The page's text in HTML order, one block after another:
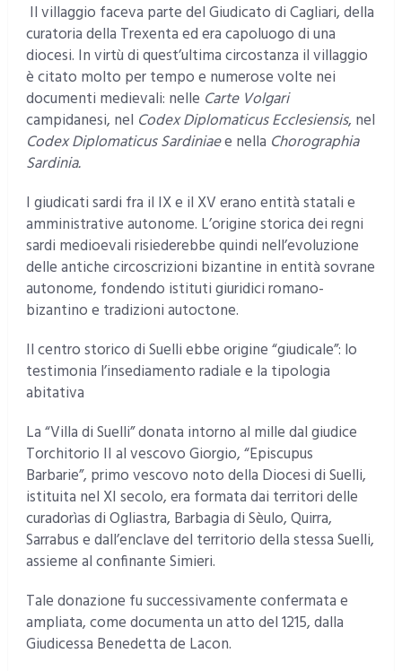
Il villaggio faceva parte del Giudicato di Cagliari, della
curatoria della Trexenta ed era capoluogo di una
diocesi. In virtù di quest’ultima circostanza il villaggio
è citato molto per tempo e numerose volte nei
documenti medievali: nelle Carte Volgari
campidanesi, nel Codex Diplomaticus Ecclesiensis, nel
Codex Diplomaticus Sardiniaee nella Chorographia
Sardinia.
I giudicati sardi fra il IX e il XV erano entità statali e
amministrative autonome. L’origine storica dei regni
sardi medioevali risiederebbe quindi nell’evoluzione
delle antiche circoscrizioni bizantine in entità sovrane
autonome, fondendo istituti giuridici romano-
bizantino e tradizioni autoctone.
Il centro storico di Suelli ebbe origine “giudicale”: lo
testimonia l’insediamento radiale e la tipologia
abitativa
La “Villa di Suelli” donata intorno al mille dal giudice
Torchitorio II al vescovo Giorgio, “Episcupus
Barbarie”, primo vescovo noto della Diocesi di Suelli,
istituita nel XI secolo, era formata dai territori delle
curadorìas di Ogliastra, Barbagia di Sèulo, Quirra,
Sarrabus e dall’enclave del territorio della stessa Suelli,
assieme al confinante Simieri.
Tale donazione fu successivamente confermata e
ampliata, come documenta un atto del 1215, dalla
Giudicessa Benedetta de Lacon.